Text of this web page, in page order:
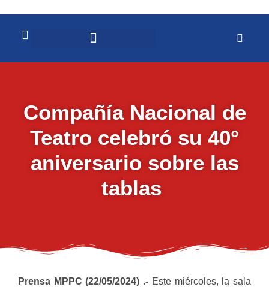
Compañía Nacional de
Teatro celebró su 40°
aniversario sobre las
tablas
Prensa MPPC (22/05/2024) .- Este miércoles, la sala